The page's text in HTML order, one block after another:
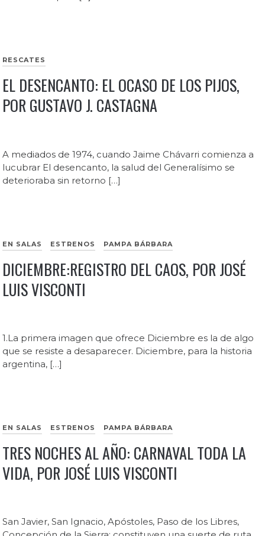
RESCATES
EL DESENCANTO: EL OCASO DE LOS PIJOS,
POR GUSTAVO J. CASTAGNA
A mediados de 1974, cuando Jaime Chávarri comienza a
lucubrar El desencanto, la salud del Generalísimo se
deterioraba sin retorno […]
EN SALAS ESTRENOS PAMPA BÁRBARA
DICIEMBRE:REGISTRO DEL CAOS, POR JOSÉ
LUIS VISCONTI
1.La primera imagen que ofrece Diciembre es la de algo
que se resiste a desaparecer. Diciembre, para la historia
argentina, […]
EN SALAS ESTRENOS PAMPA BÁRBARA
TRES NOCHES AL AÑO: CARNAVAL TODA LA
VIDA, POR JOSÉ LUIS VISCONTI
San Javier, San Ignacio, Apóstoles, Paso de los Libres,